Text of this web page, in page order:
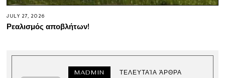
JULY 27, 2026
Ρεαλισμός αποβλήτων!
MADMIN ΤΕΛΕΥΤΑΊΑ ΆΡΘΡΑ